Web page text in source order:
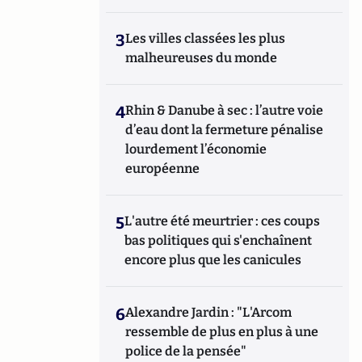
3Les villes classées les plus
malheureuses du monde
4Rhin & Danube à sec : l’autre voie
d’eau dont la fermeture pénalise
lourdement l’économie
européenne
5L'autre été meurtrier : ces coups
bas politiques qui s'enchaînent
encore plus que les canicules
6Alexandre Jardin : "L'Arcom
ressemble de plus en plus à une
police de la pensée"